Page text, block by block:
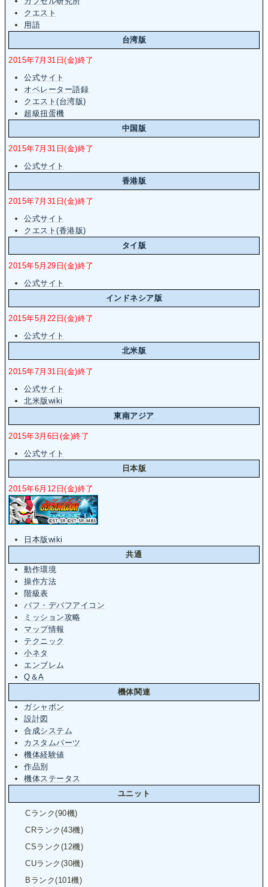
クエスト
用語
台湾版
2015年7月31日(金)終了
公式サイト
オペレーター語録
クエスト(台湾版)
超級扭蛋機
中国版
2015年7月31日(金)終了
公式サイト
香港版
2015年7月31日(金)終了
公式サイト
クエスト(香港版)
タイ版
2015年5月29日(金)終了
公式サイト
インドネシア版
2015年5月22日(金)終了
公式サイト
北米版
2015年7月31日(金)終了
公式サイト
北米版wiki
東南アジア
2015年3月6日(金)終了
公式サイト
日本版
2015年6月12日(金)終了
日本版wiki
共通
動作環境
操作方法
階級表
バフ・デバフアイコン
ミッション攻略
マップ情報
テクニック
小ネタ
エンブレム
Q＆A
機体関連
ガシャポン
設計図
合成システム
カスタムパーツ
機体経験値
作品別
機体ステータス
ユニット
Cランク(90機)
CRランク(43機)
CSランク(12機)
CUランク(30機)
Bランク(101機)